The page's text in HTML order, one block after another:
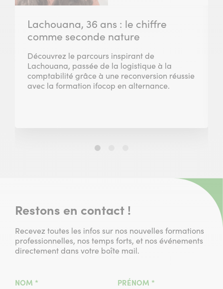
Lachouana, 36 ans : le chiffre
comme seconde nature
Découvrez le parcours inspirant de
Lachouana, passée de la logistique à la
comptabilité grâce à une reconversion réussie
avec la formation ifocop en alternance.
Slide
Restons en contact !
Recevez toutes les infos sur nos nouvelles formations
professionnelles, nos temps forts, et nos événements
directement dans votre boîte mail.
NOM * PRÉNOM *